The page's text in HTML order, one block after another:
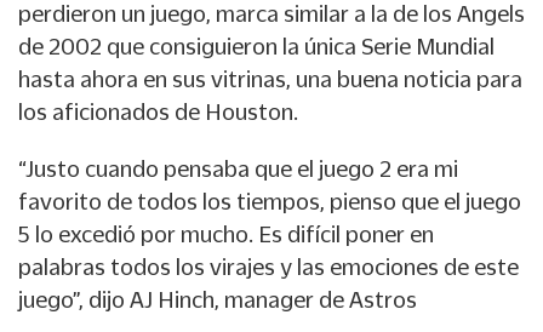
perdieron un juego, marca similar a la de los Angels
de 2002 que consiguieron la única Serie Mundial
hasta ahora en sus vitrinas, una buena noticia para
los aficionados de Houston.
“Justo cuando pensaba que el juego 2 era mi
favorito de todos los tiempos, pienso que el juego
5 lo excedió por mucho. Es difícil poner en
palabras todos los virajes y las emociones de este
juego”, dijo AJ Hinch, manager de Astros